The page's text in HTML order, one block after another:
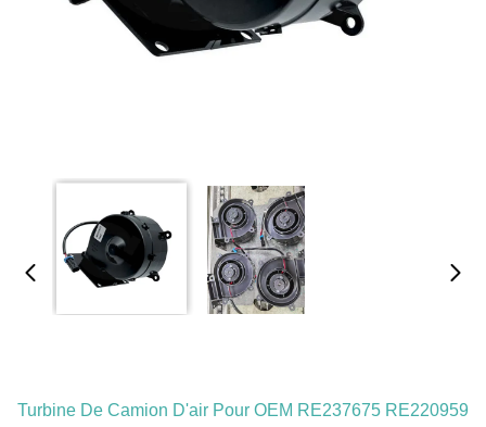
Turbine De Camion D'air Pour OEM RE237675 RE220959